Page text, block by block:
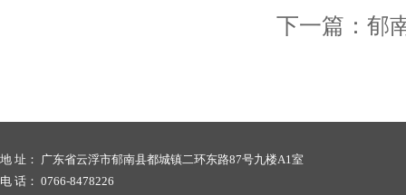
下一篇： 郁
地 址： 广东省云浮市郁南县都城镇二环东路87号九楼A1室
电 话： 0766-8478226